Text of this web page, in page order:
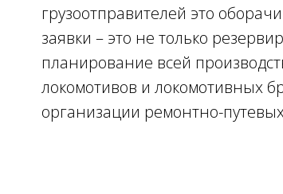
грузоотправителей это
заявки – это не только
планирование всей
локомотивов и локомотивных
организации ремонтно-